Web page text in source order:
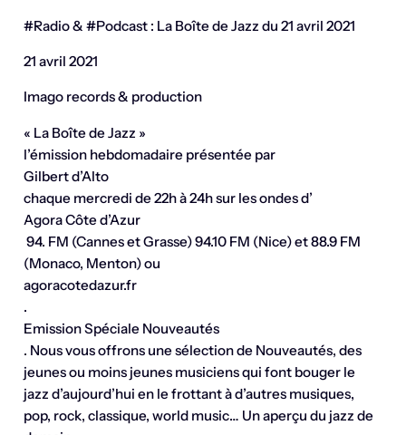
#Radio & #Podcast : La Boîte de Jazz du 21 avril 2021
21 avril 2021
Imago records & production
« La Boîte de Jazz »
l’émission hebdomadaire présentée par
Gilbert d’Alto
chaque mercredi de 22h à 24h sur les ondes d’
Agora Côte d’Azur
94. FM (Cannes et Grasse) 94.10 FM (Nice) et 88.9 FM
(Monaco, Menton) ou
agoracotedazur.fr
.
Emission Spéciale Nouveautés
. Nous vous offrons une sélection de Nouveautés, des
jeunes ou moins jeunes musiciens qui font bouger le
jazz d’aujourd’hui en le frottant à d’autres musiques,
pop, rock, classique, world music… Un aperçu du jazz de